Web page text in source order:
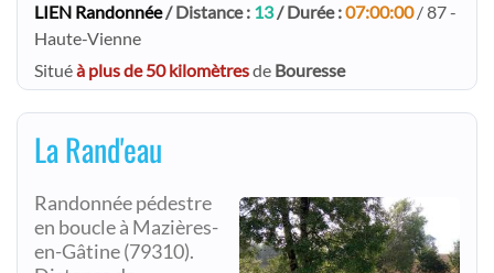
LIEN Randonnée/ Distance : 13/ Durée :07:00:00/ 87 -
Haute-Vienne
Situéà plus de 50 kilomètresde Bouresse
La Rand'eau
Randonnée pédestre
en boucle à Mazières-
en-Gâtine (79310).